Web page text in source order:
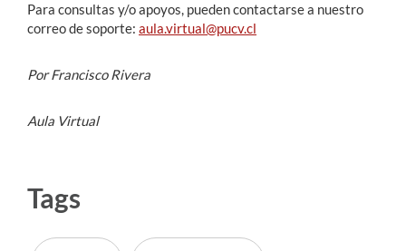
Para consultas y/o apoyos, pueden contactarse a nuestro
correo de soporte: aula.virtual@pucv.cl
Por Francisco Rivera
Aula Virtual
Tags